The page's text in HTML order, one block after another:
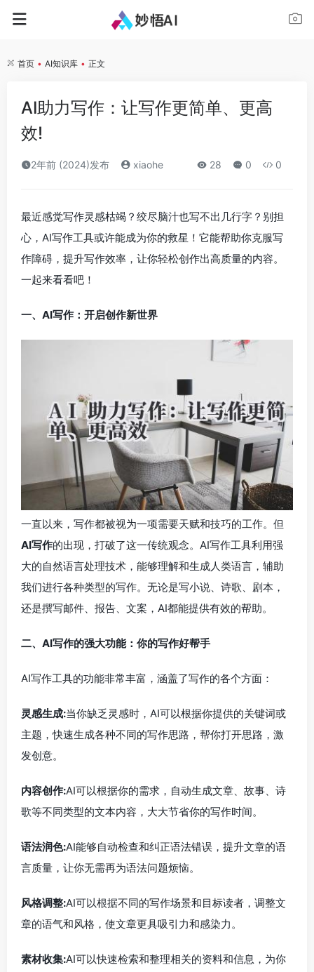
首页 • AI知识库 • 正文
AI助力写作：让写作更简单、更高
效!
2年前 (2024)发布 xiaohe 28 0 0
最近感觉写作灵感枯竭？绞尽脑汁也写不出几行字？别担
心，AI写作工具或许能成为你的救星！它能帮助你克服写
作障碍，提升写作效率，让你轻松创作出高质量的内容。
一起来看看吧！
一、AI写作：开启创作新世界
一直以来，写作都被视为一项需要天赋和技巧的工作。但
AI写作的出现，打破了这一传统观念。AI写作工具利用强
大的自然语言处理技术，能够理解和生成人类语言，辅助
我们进行各种类型的写作。无论是写小说、诗歌、剧本，
还是撰写邮件、报告、文案，AI都能提供有效的帮助。
二、AI写作的强大功能：你的写作好帮手
AI写作工具的功能非常丰富，涵盖了写作的各个方面：
灵感生成:当你缺乏灵感时，AI可以根据你提供的关键词或
主题，快速生成各种不同的写作思路，帮你打开思路，激
发创意。
内容创作:AI可以根据你的需求，自动生成文章、故事、诗
歌等不同类型的文本内容，大大节省你的写作时间。
语法润色:AI能够自动检查和纠正语法错误，提升文章的语
言质量，让你无需再为语法问题烦恼。
风格调整:AI可以根据不同的写作场景和目标读者，调整文
章的语气和风格，使文章更具吸引力和感染力。
素材收集:AI可以快速检索和整理相关的资料和信息，为你